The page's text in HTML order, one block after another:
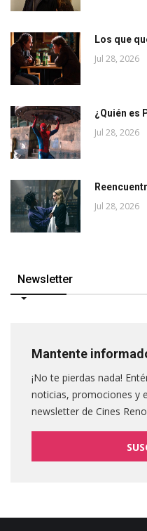
Los que
Jul 28, 2026
¿Quién es
Jul 28, 2026
Jul 28, 2026
Newsletter
Mantente
¡No te pierdas nada!
noticias, promociones y
newsletter de Cines